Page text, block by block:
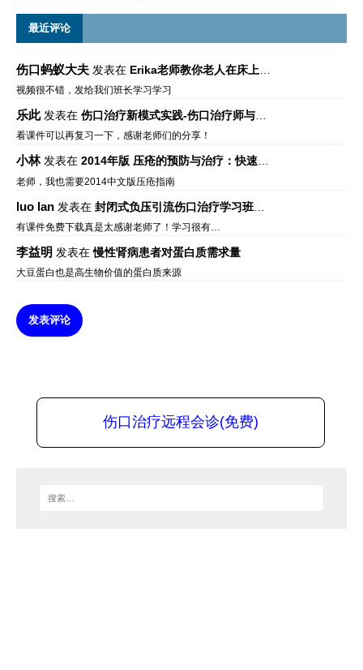
最近评论
伤口蚂蚁大夫 发表在 Erika老师教你老人在床上如何左右翻身
视频很不错，发给我们班长学习学习
乐此发表在 伤口治疗新模式实践-伤口治疗师与伤口专科
看课件可以再复习一下，感谢老师们的分享！
小林发表在 2014年版 压疮的预防与治疗：快速参考指南 – 中文版、英文版、芬兰语版、葡萄牙语版
老师，我也需要2014中文版压疮指南
luo lan 发表在 封闭式负压引流伤口治疗学习班课件资料免费下载
有课件免费下载真是太感谢老师了！学习很有…
李益明 发表在慢性肾病患者对蛋白质需求量
大豆蛋白也是高生物价值的蛋白质来源
发表评论
伤口治疗远程会诊(免费)